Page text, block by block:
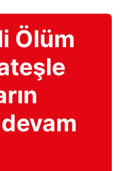
Ölüm